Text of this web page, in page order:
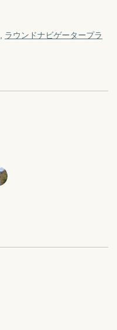
ラウンドナビゲータープラ